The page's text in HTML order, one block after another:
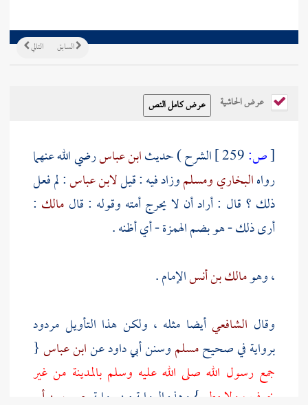
التالي السابق
عرض الحاشية
[ص: الشرح ) حديثابن عباسرضي الله عنهما
رواهالبخاريومسلموزاد فيه : قيللابن عباس: لم فعل
ذلك ؟ قال : أراد أن لا يحرج أمته وقوله : قال مالك :
أرى ذلك - هو بضم الهمزة - أي أظنه .
، وهومالك بن أنسالإمام .
وقال الشافعيأيضا مثله ، ولكن هذا التأويل مردود
برواية في صحيحمسلموسننأبي داودعنابن عباس{
جمع رسول الله صلى الله عليه وسلمبالمدينة من غير
خوف ، ولا مطر } وهذه الرواية من رواية حبيب بن أبي